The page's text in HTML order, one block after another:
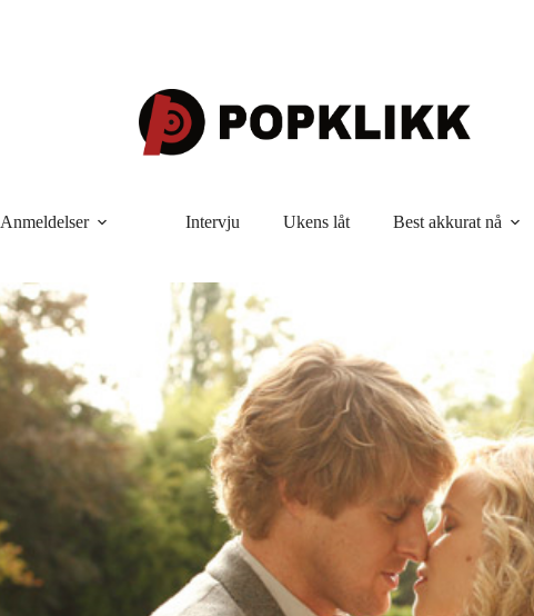
Anmeldelser Intervju Ukens låt Best akkurat nå